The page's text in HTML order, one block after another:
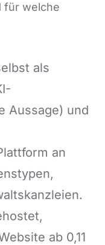
für welche
als
Aussage) und
an
ab 0,11